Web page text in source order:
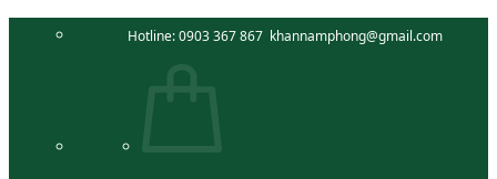
Hotline:0903 367 867 khannamphong@gmail.com